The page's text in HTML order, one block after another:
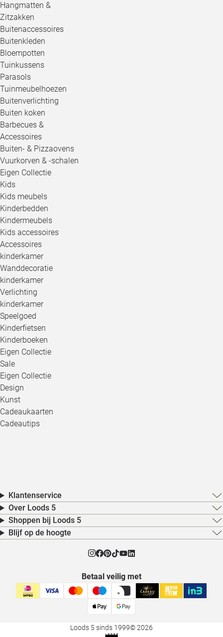
Hangmatten &
Zitzakken
Buitenaccessoires
Buitenkleden
Bloempotten
Tuinkussens
Parasols
Tuinmeubelhoezen
Buitenverlichting
Buiten koken
Barbecues &
Accessoires
Buiten- & Pizzaovens
Vuurkorven & -schalen
Eigen Collectie
Kids
Kids meubels
Kinderbedden
Kindermeubels
Kids accessoires
Accessoires
kinderkamer
Wanddecoratie
kinderkamer
Verlichting
kinderkamer
Speelgoed
Kinderfietsen
Kinderboeken
Eigen Collectie
Sale
Eigen Collectie
Design
Kunst
Cadeaukaarten
Cadeautips
Klantenservice
Over Loods 5
Shoppen bij Loods 5
Blijf op de hoogte
Betaal veilig met
Loods 5 sinds 1999© 2026